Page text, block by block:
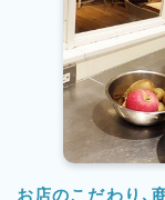
お店のこだわり、